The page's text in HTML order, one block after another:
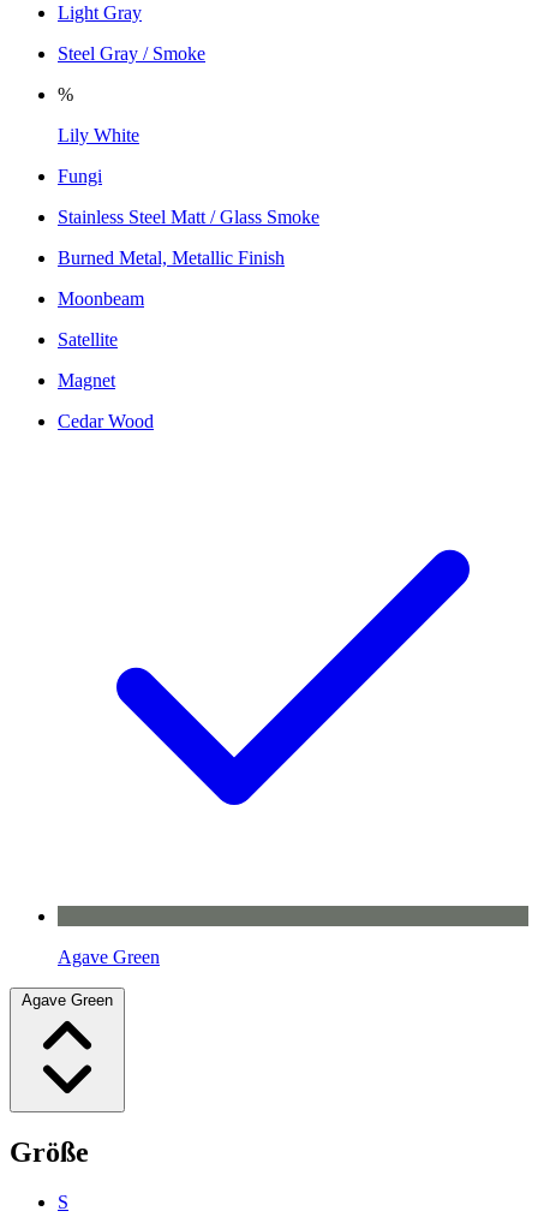
Light Gray
Steel Gray / Smoke
%
Lily White
Fungi
Stainless Steel Matt / Glass Smoke
Burned Metal, Metallic Finish
Moonbeam
Satellite
Magnet
Cedar Wood
Agave Green
Agave Green
Größe
S